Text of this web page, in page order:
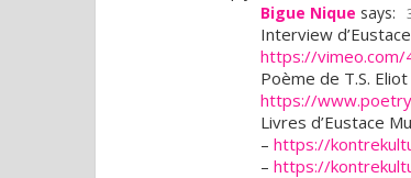
Bigue Nique says:
Interview
https://vimeo.com/
Poème de T.S. Eliot
https://
Livres d’Eustace
– https://
– https://